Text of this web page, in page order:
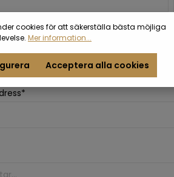
cookies för att säkerställa bästa möjliga
Mer information...
Acceptera alla cookies